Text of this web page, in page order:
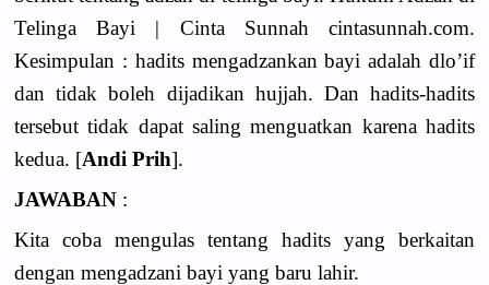
Telinga Bayi | Cinta Sunnah cintasunnah.com.
Kesimpulan : hadits mengadzankan bayi adalah dlo’if
dan tidak boleh dijadikan hujjah. Dan hadits-hadits
tersebut tidak dapat saling menguatkan karena hadits
kedua. [Andi Prih].
JAWABAN :
Kita coba mengulas tentang hadits yang berkaitan
dengan mengadzani bayi yang baru lahir.